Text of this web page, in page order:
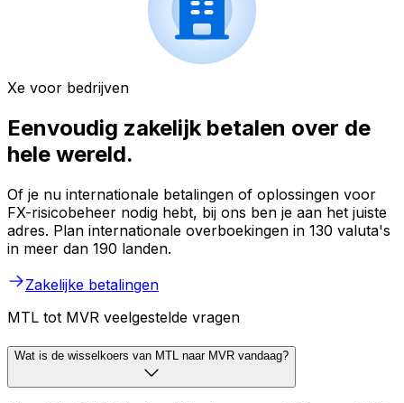
Xe voor bedrijven
Eenvoudig zakelijk betalen over de
hele wereld.
Of je nu internationale betalingen of oplossingen voor
FX-risicobeheer nodig hebt, bij ons ben je aan het juiste
adres. Plan internationale overboekingen in 130 valuta's
in meer dan 190 landen.
Zakelijke betalingen
MTL tot MVR veelgestelde vragen
Wat is de wisselkoers van MTL naar MVR vandaag?